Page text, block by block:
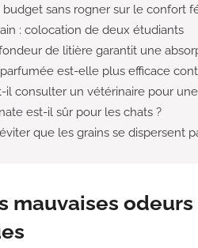
budget sans rogner sur le confort
: colocation de deux étudiants
de litière garantit une
est-elle plus efficace
il consulter un vétérinaire pour
est-il sûr pour les chats ?
que les grains se dispersent
mauvaises